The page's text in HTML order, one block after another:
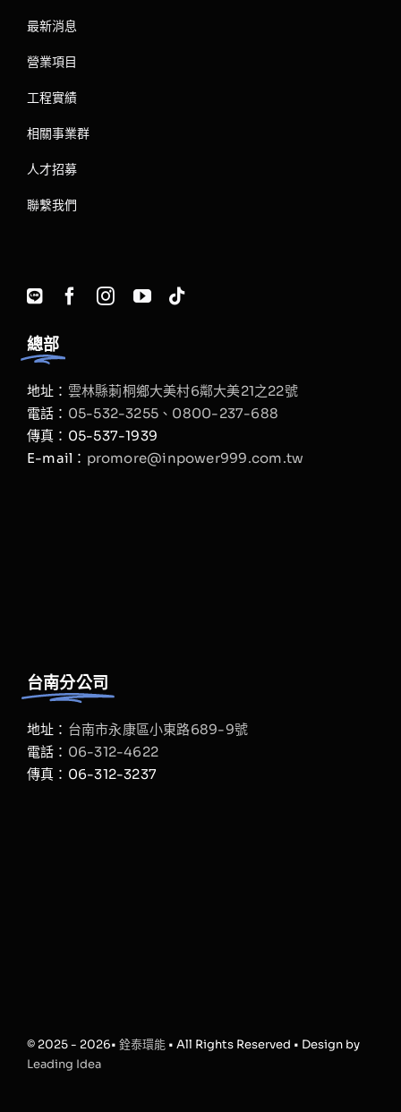
最新消息
營業項目
工程實績
相關事業群
人才招募
聯繫我們
總部
地址： 雲林縣莿桐鄉大美村6鄰大美21之22號
電話： 05-532-3255、 0800-237-688
傳真：05-537-1939
E-mail： promore@inpower999.com.tw
台南分公司
地址： 台南市永康區小東路689-9號
電話： 06-312-4622
傳真：06-312-3237
© 2025 - 2026• 銓泰環能• All Rights Reserved • Design by
Leading Idea